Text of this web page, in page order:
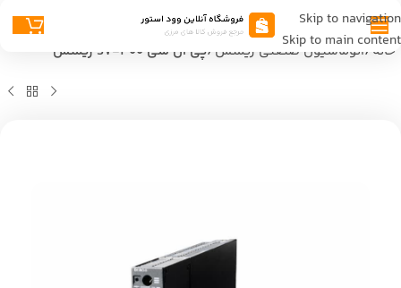
Skip to navigation
Skip to main content
خانه اتوماسیون صنعتی زیمنس پی ال سی S7-400 زیمنس